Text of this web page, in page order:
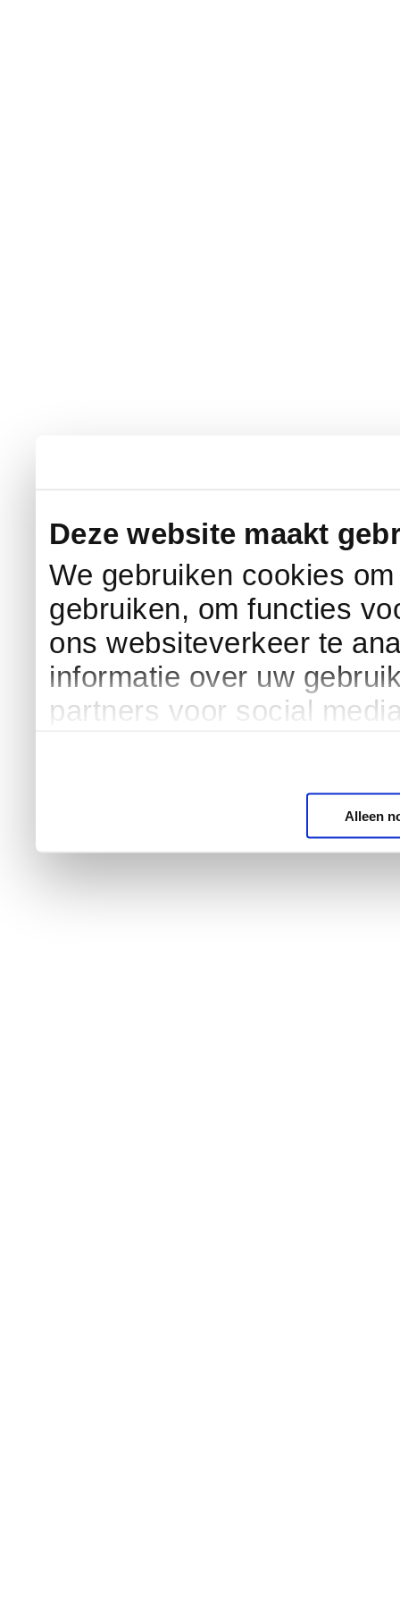
Deze website maakt
We gebruiken cookies
gebruiken, om functies
ons websiteverkeer te
informatie over uw
partners voor social
Alleen